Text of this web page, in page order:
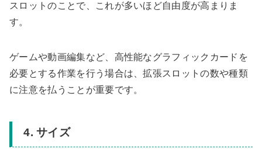
スロットのことで、これが多いほど自由度が高まりま
す。
ゲームや動画編集など、高性能なグラフィックカードを
必要とする作業を行う場合は、拡張スロットの数や種類
に注意を払うことが重要です。
4. サイズ